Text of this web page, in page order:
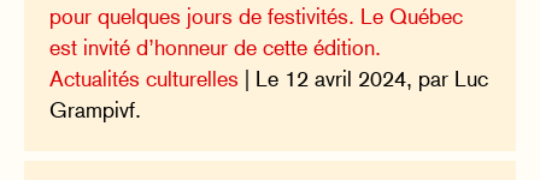
pour quelques jours de festivités. Le Québec
est invité d’honneur de cette édition.
Actualités culturelles | Le 12 avril 2024, par Luc
Grampivf.